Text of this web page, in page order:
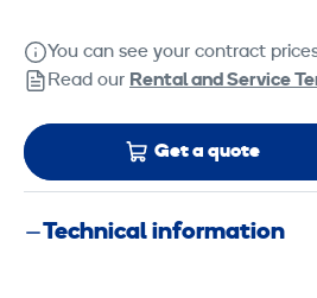
You can see your contract
Read our Rental and Service
Get a quote
Technical information